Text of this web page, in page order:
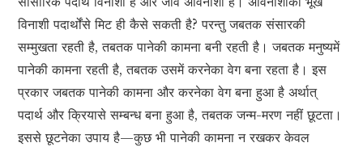
विनाशी पदार्थोंसे मिट ही कैसे सकती है? परन्तु जबतक संसारकी
सम्मुखता रहती है, तबतक पानेकी कामना बनी रहती है। जबतक मनुष्यमें
पानेकी कामना रहती है, तबतक उसमें करनेका वेग बना रहता है। इस
प्रकार जबतक पानेकी कामना और करनेका वेग बना हुआ है अर्थात्
पदार्थ और क्रियासे सम्बन्ध बना हुआ है, तबतक जन्म-मरण नहीं छूटता।
इससे छूटनेका उपाय है—कुछ भी पानेकी कामना न रखकर केवल